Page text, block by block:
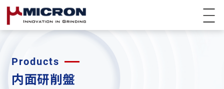
Products
内面研削盤